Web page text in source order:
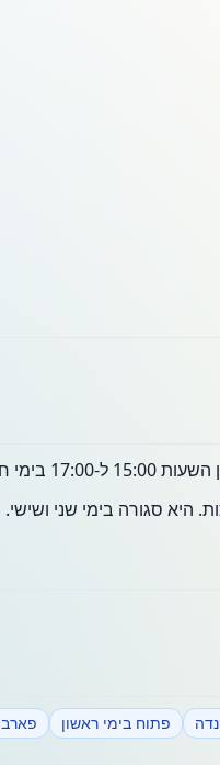
סגורה בימי שני ושישי.
פתוח בימי ראשון פארב